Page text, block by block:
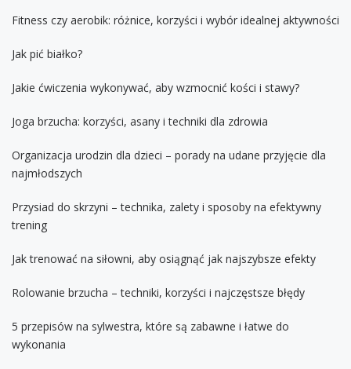
Fitness czy aerobik: różnice, korzyści i wybór idealnej aktywności
Jak pić białko?
Jakie ćwiczenia wykonywać, aby wzmocnić kości i stawy?
Joga brzucha: korzyści, asany i techniki dla zdrowia
Organizacja urodzin dla dzieci – porady na udane przyjęcie dla
najmłodszych
Przysiad do skrzyni – technika, zalety i sposoby na efektywny
trening
Jak trenować na siłowni, aby osiągnąć jak najszybsze efekty
Rolowanie brzucha – techniki, korzyści i najczęstsze błędy
5 przepisów na sylwestra, które są zabawne i łatwe do
wykonania